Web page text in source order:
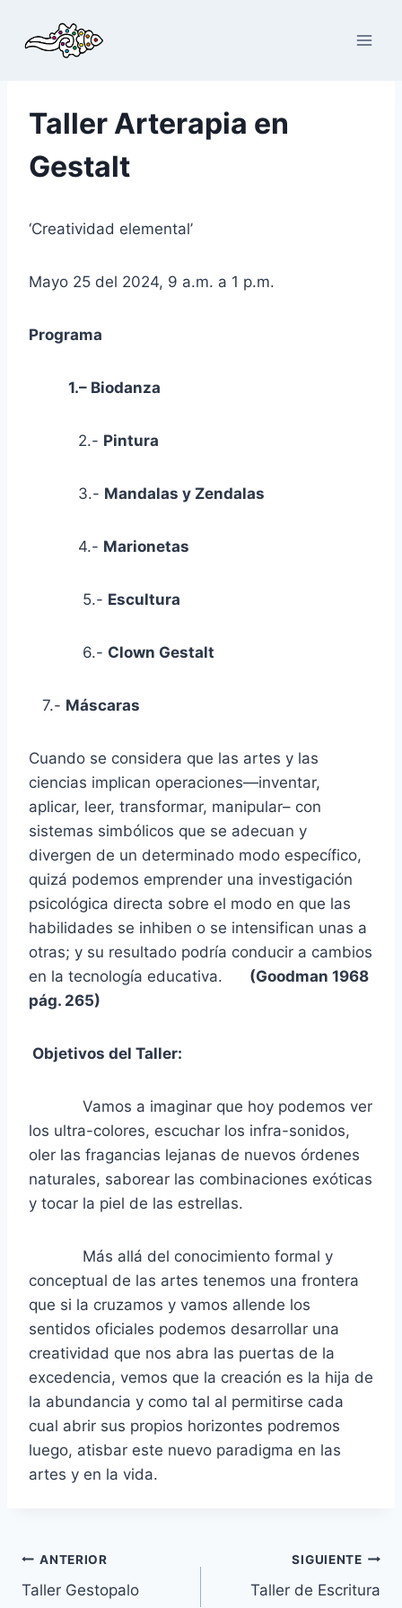
contenido
Taller Arterapia en
Gestalt
‘Creatividad elemental’
Mayo 25 del 2024, 9 a.m. a 1 p.m.
Programa
1.– Biodanza
2.- Pintura
3.- Mandalas y Zendalas
4.- Marionetas
5.- Escultura
6.- Clown Gestalt
7.- Máscaras
Cuando se considera que las artes y las
ciencias implican operaciones—inventar,
aplicar, leer, transformar, manipular– con
sistemas simbólicos que se adecuan y
divergen de un determinado modo específico,
quizá podemos emprender una investigación
psicológica directa sobre el modo en que las
habilidades se inhiben o se intensifican unas a
otras; y su resultado podría conducir a cambios
en la tecnología educativa. (Goodman 1968
pág. 265)
Objetivos del Taller:
Vamos a imaginar que hoy podemos ver
los ultra-colores, escuchar los infra-sonidos,
oler las fragancias lejanas de nuevos órdenes
naturales, saborear las combinaciones exóticas
y tocar la piel de las estrellas.
Más allá del conocimiento formal y
conceptual de las artes tenemos una frontera
que si la cruzamos y vamos allende los
sentidos oficiales podemos desarrollar una
creatividad que nos abra las puertas de la
excedencia, vemos que la creación es la hija de
la abundancia y como tal al permitirse cada
cual abrir sus propios horizontes podremos
luego, atisbar este nuevo paradigma en las
artes y en la vida.
Navegación
ANTERIOR
Taller Gestopalo
SIGUIENTE
Taller de Escritura